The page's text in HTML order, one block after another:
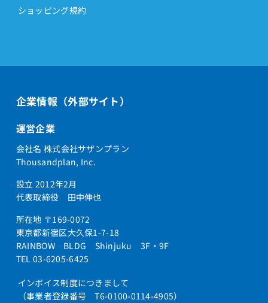
ショッピング規約
企業情報（外部サイト）
運営企業
会社名 株式会社サザンプラン
Thousandplan, Inc.
設立 2012年2月
代表取締役 田中伸也
所在地 〒169-0072
東京都新宿区大久保1-7-18
RAINBOW BLDG Shinjuku 3F・9F
TEL 03-6205-6425
インボイス制度につきまして
（事業者登録番号 T6-0100-0114-4905）